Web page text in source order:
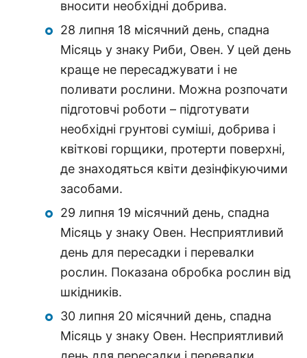
вносити необхідні добрива.
28 липня 18 місячний день, спадна
Місяць у знаку Риби, Овен. У цей день
краще не пересаджувати і не
поливати рослини. Можна розпочати
підготовчі роботи – підготувати
необхідні грунтові суміші, добрива і
квіткові горщики, протерти поверхні,
де знаходяться квіти дезінфікуючими
засобами.
29 липня 19 місячний день, спадна
Місяць у знаку Овен. Несприятливий
день для пересадки і перевалки
рослин. Показана обробка рослин від
шкідників.
30 липня 20 місячний день, спадна
Місяць у знаку Овен. Несприятливий